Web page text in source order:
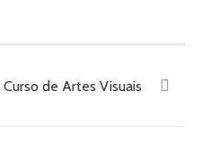
Curso de Artes Visuais